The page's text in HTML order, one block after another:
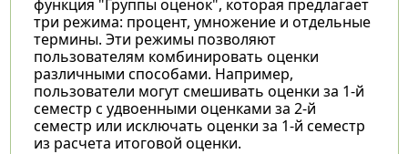
функция "Группы оценок", которая предлагает
три режима: процент, умножение и отдельные
термины. Эти режимы позволяют
пользователям комбинировать оценки
различными способами. Например,
пользователи могут смешивать оценки за 1-й
семестр с удвоенными оценками за 2-й
семестр или исключать оценки за 1-й семестр
из расчета итоговой оценки.